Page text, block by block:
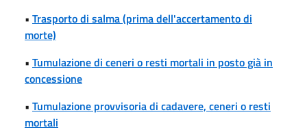
• Trasporto di salma (prima dell'accertamento di
morte)
• Tumulazione di ceneri o resti mortali in posto già in
concessione
• Tumulazione provvisoria di cadavere, ceneri o resti
mortali